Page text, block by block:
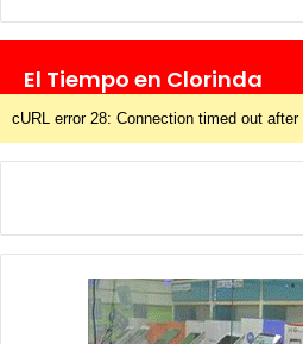
El Tiempo en Clorinda
cURL error 28: Connection timed out